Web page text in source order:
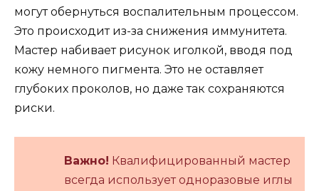
могут обернуться воспалительным процессом.
Это происходит из-за снижения иммунитета.
Мастер набивает рисунок иголкой, вводя под
кожу немного пигмента. Это не оставляет
глубоких проколов, но даже так сохраняются
риски.
Важно! Квалифицированный мастер
всегда использует одноразовые иглы